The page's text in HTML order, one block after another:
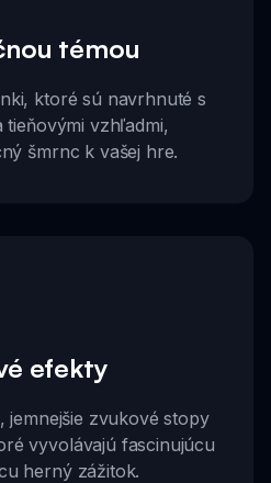
témou
ktoré sú navrhnuté s
tieňovými vzhľadmi,
šmrnc k vašej hre.
efekty
jemnejšie zvukové stopy
vyvolávajú fascinujúcu
herný zážitok.